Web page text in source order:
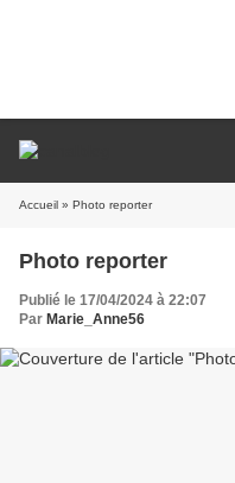
Accueil » Photo reporter
Photo reporter
Publié le 17/04/2024 à 22:07
Par Marie_Anne56